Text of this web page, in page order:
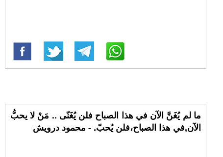
ما لم يُغَنَّ الآن في هذا الصباح فلن يُغَنّى .. مَنْ لا يحبُّ
الآن,في هذا الصباح،فلن يُحبّ. - محمود درويش